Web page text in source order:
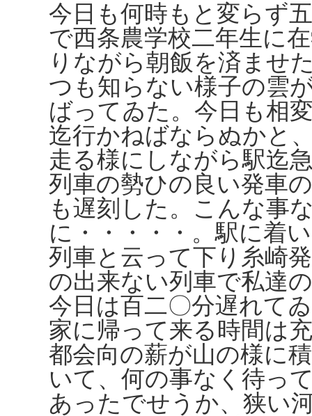
今日も何時もと変らず
で西条農学校二年生に
りながら朝飯を済ませ
つも知らない様子の雲
ばってゐた。今日も相
迄行かねばならぬかと
走る様にしながら駅迄
列車の勢ひの良い発車
も遅刻した。こんな事
に・・・・・。駅に着
列車と云って下り糸崎
の出来ない列車で私達
今日は百二〇分遅れて
家に帰って来る時間は
都会向の薪が山の様に
いて、何の事なく待っ
あったでせうか、狭い